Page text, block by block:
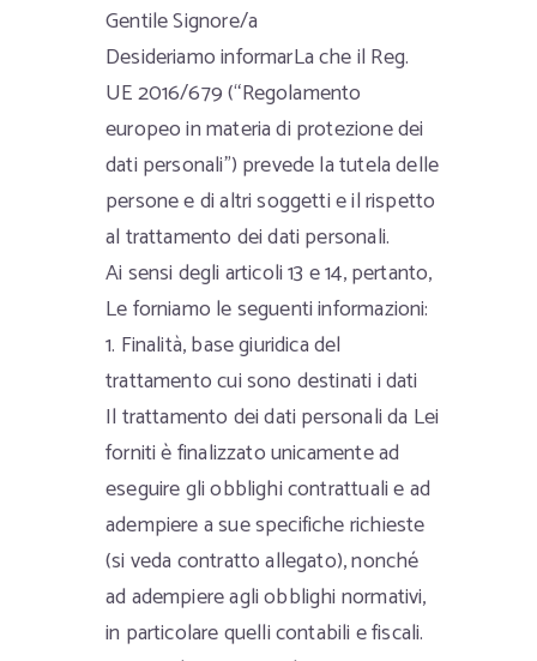
Gentile Signore/a
Desideriamo informarLa che il Reg.
UE 2016/679 (“Regolamento
europeo in materia di protezione dei
dati personali”) prevede la tutela delle
persone e di altri soggetti e il rispetto
al trattamento dei dati personali.
Ai sensi degli articoli 13 e 14, pertanto,
Le forniamo le seguenti informazioni:
1. Finalità, base giuridica del
trattamento cui sono destinati i dati
Il trattamento dei dati personali da Lei
forniti è finalizzato unicamente ad
eseguire gli obblighi contrattuali e ad
adempiere a sue specifiche richieste
(si veda contratto allegato), nonché
ad adempiere agli obblighi normativi,
in particolare quelli contabili e fiscali.